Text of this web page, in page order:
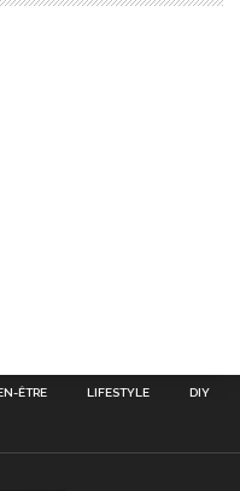
ÊTRE LIFESTYLE DIY